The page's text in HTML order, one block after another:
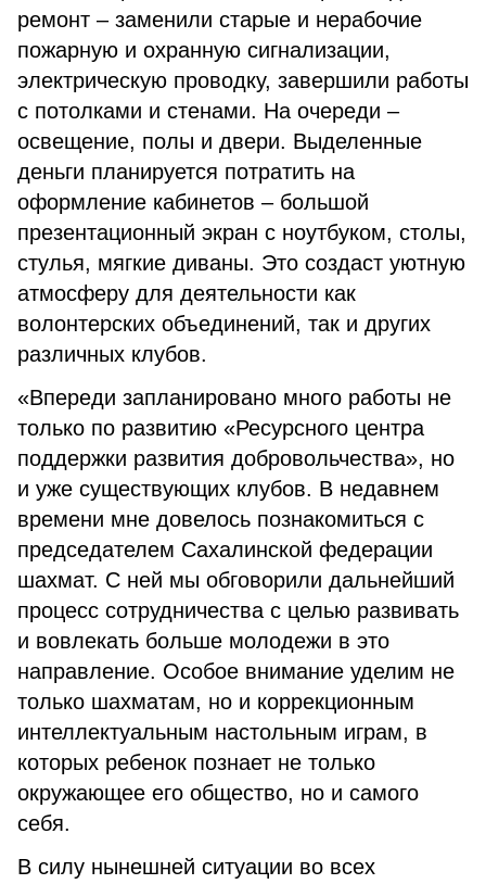
ремонт – заменили старые и нерабочие
пожарную и охранную сигнализации,
электрическую проводку, завершили работы
с потолками и стенами. На очереди –
освещение, полы и двери. Выделенные
деньги планируется потратить на
оформление кабинетов – большой
презентационный экран с ноутбуком, столы,
стулья, мягкие диваны. Это создаст уютную
атмосферу для деятельности как
волонтерских объединений, так и других
различных клубов.
«Впереди запланировано много работы не
только по развитию «Ресурсного центра
поддержки развития добровольчества», но
и уже существующих клубов. В недавнем
времени мне довелось познакомиться с
председателем Сахалинской федерации
шахмат. С ней мы обговорили дальнейший
процесс сотрудничества с целью развивать
и вовлекать больше молодежи в это
направление. Особое внимание уделим не
только шахматам, но и коррекционным
интеллектуальным настольным играм, в
которых ребенок познает не только
окружающее его общество, но и самого
себя.
В силу нынешней ситуации во всех